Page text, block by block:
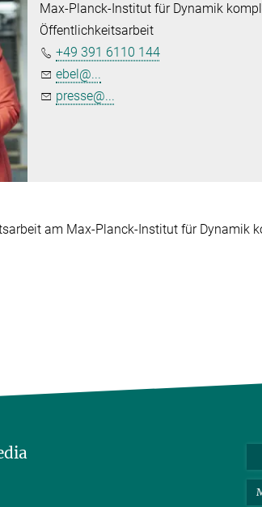
Max-Planck-Institut für Dynamik
Öffentlichkeitsarbeit
+49 391 6110 144
ebel@...
presse@...
am Max-Planck-Institut für Dynamik